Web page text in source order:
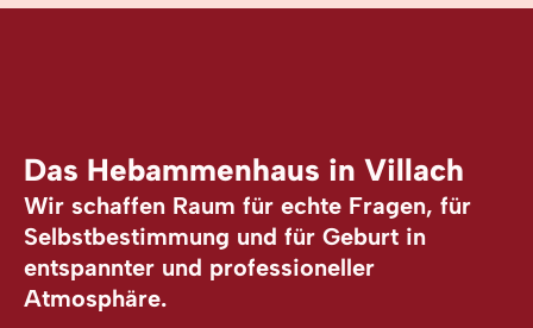
Das Hebammenhaus in Villach
Wir schaffen Raum für echte Fragen, für
Selbstbestimmung und für Geburt in
entspannter und professioneller
Atmosphäre.